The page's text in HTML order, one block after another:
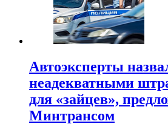
Автоэксперты
неадекватными
для «зайцев»,
Минтрансом